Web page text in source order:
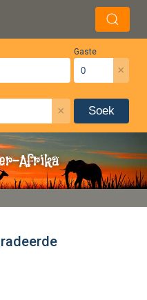
Gaste
×
× Soek
Afrika